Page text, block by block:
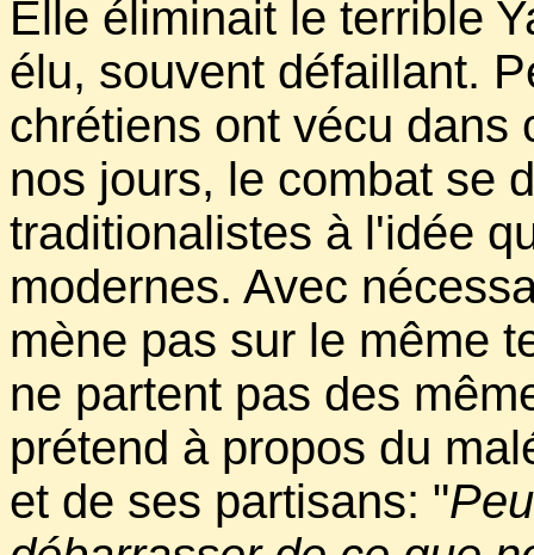
Elle éliminait le terrible
élu, souvent défaillant.
chrétiens ont vécu dans
nos jours, le combat se
traditionalistes à l'idée
modernes. Avec
mène pas sur le même
ne partent pas des
prétend à propos du
et de ses partisans: "